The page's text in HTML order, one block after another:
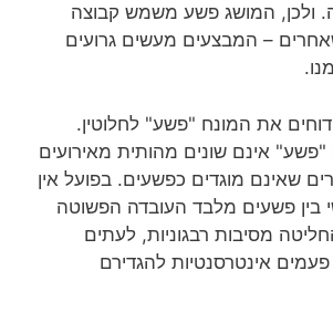
ולכן, המושג פשע משמש קבוצה
– המבצעים מעשים גרועים
דוחים את המונח "פשע" לחלוטין.
"פשע" אינם שונים מהותית מאירועים
שאינם מוגדים כפשעים. בפועל אין
בין פשעים מלבד העובדה הפשוטה
מסיבות רבגוניות, לעתים
אינטרסנטיות להגדירם